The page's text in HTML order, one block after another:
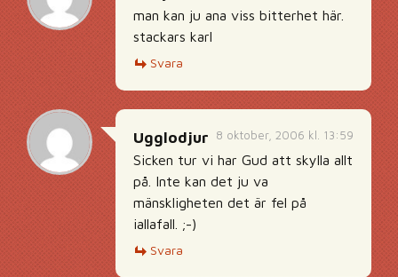
man kan ju ana viss bitterhet här.
stackars karl
Svara
8 oktober, 2006 kl. 13:59
Ugglodjur
Sicken tur vi har Gud att skylla allt
på. Inte kan det ju va
mänskligheten det är fel på
iallafall. ;-)
Svara